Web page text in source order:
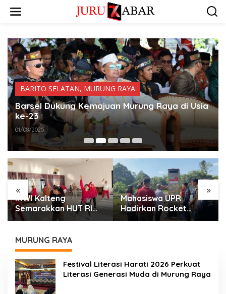
BARITO SELATAN, MURUNG RAYA
Barsel Dukung Kemajuan Murung Raya di Usia
ke-23
01/08/2025
« »
IKWI Kalteng
Semarakkan HUT RI
dengan Senam Sehat
Mahasiswa UPR
Hadirkan Rocket
Stove Atasi Sampah di
MURUNG RAYA
Festival Literasi Harati 2026 Perkuat
Literasi Generasi Muda di Murung Raya